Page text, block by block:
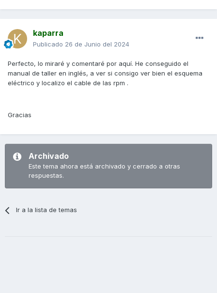
kaparra
Publicado 26 de Junio del 2024
Perfecto, lo miraré y comentaré por aquí. He conseguido el
manual de taller en inglés, a ver si consigo ver bien el esquema
eléctrico y localizo el cable de las rpm .
Gracias
Archivado
Este tema ahora está archivado y cerrado a otras
respuestas.
Ir a la lista de temas